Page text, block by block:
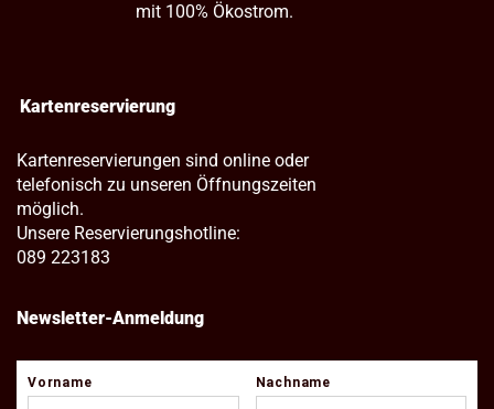
mit 100% Ökostrom.
Kartenreservierung
Kartenreservierungen sind online oder
telefonisch zu unseren Öffnungszeiten
möglich.
Unsere Reservierungshotline:
089 223183
Newsletter-Anmeldung